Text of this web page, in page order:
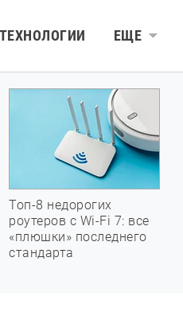
ТЕХНОЛОГИИ ЕЩЕ
Топ-8 недорогих
роутеров с Wi-Fi 7: все
«плюшки» последнего
стандарта